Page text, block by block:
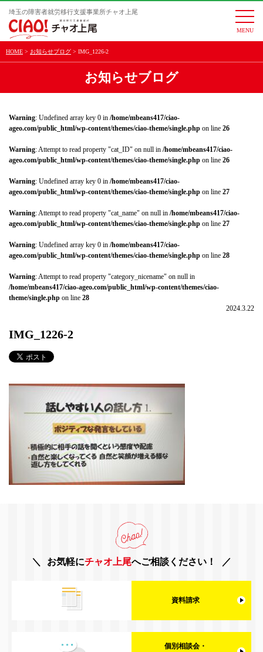
埼玉の障害者就労移行支援事業所チャオ上尾
HOME お知らせブログ IMG_1226-2
お知らせブログ
Warning: Undefined array key 0 in /home/mbeans417/ciao-
ageo.com/public_html/wp-content/themes/ciao-theme/single.php on line 26
Warning: Attempt to read property "cat_ID" on null in /home/mbeans417/ciao-
ageo.com/public_html/wp-content/themes/ciao-theme/single.php on line 26
Warning: Undefined array key 0 in /home/mbeans417/ciao-
ageo.com/public_html/wp-content/themes/ciao-theme/single.php on line 27
Warning: Attempt to read property "cat_name" on null in /home/mbeans417/ciao-
ageo.com/public_html/wp-content/themes/ciao-theme/single.php on line 27
Warning: Undefined array key 0 in /home/mbeans417/ciao-
ageo.com/public_html/wp-content/themes/ciao-theme/single.php on line 28
Warning: Attempt to read property "category_nicename" on null in
/home/mbeans417/ciao-ageo.com/public_html/wp-content/themes/ciao-
theme/single.php on line 28
2024.3.22
IMG_1226-2
お気軽にチャオ上尾へご相談ください！
資料請求
個別相談会・